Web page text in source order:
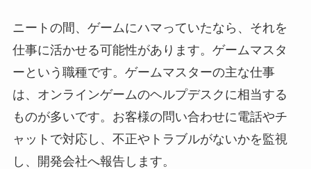
ニートの間、ゲームにハマっていたなら、それを
仕事に活かせる可能性があります。ゲームマスタ
ーという職種です。ゲームマスターの主な仕事
は、オンラインゲームのヘルプデスクに相当する
ものが多いです。お客様の問い合わせに電話やチ
ャットで対応し、不正やトラブルがないかを監視
し、開発会社へ報告します。